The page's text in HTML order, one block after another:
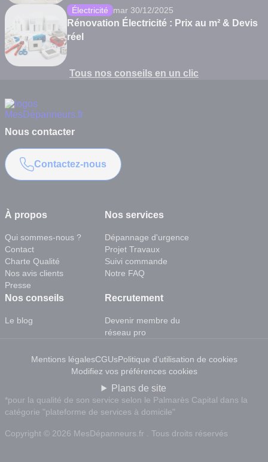
Électricité mar 30/12/2025
Rénovation Électricité : Prix au m² & Devis
réel
Tous nos conseils en un clic
À propos
Qui sommes-nous ?
Contact
Charte Qualité
Nos avis clients
Presse
Nos services
Dépannage d'urgence
Projet Travaux
Suivi commande
Notre FAQ
Nos conseils
Le blog
Recrutement
Devenir membre du
réseau pro
Nous contacter
Contactez-nous
*pour la qualité de son service selon le Palmarès Capital dans la
catégorie "plateforme de services à domicile"
Copyright © 2026 MesDépanneurs.fr . Tous droits réservés
Mentions légalesCGUsPolitique d'utilisation de cookies
Modifiez vos préférences cookies
Plans de site